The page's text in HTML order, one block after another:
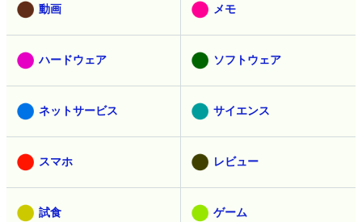
動画 メモ
ハードウェア ソフトウェア
ネットサービス サイエンス
スマホ レビュー
試食 ゲーム